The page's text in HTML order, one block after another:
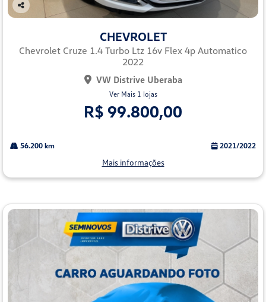
Co
lhe
CHEVROLET
Chevrolet Cruze 1.4 Turbo Ltz 16v Flex 4p Automatico
2022
VW Distrive Uberaba
Ver Mais 1 lojas
R$ 99.800,00
56.200 km 2021/2022
Mais informações